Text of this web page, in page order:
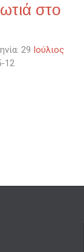
στο
29 Ιούλιος
12